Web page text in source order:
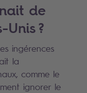
de
Unis ?
ingérences
la
comme le
ignorer le